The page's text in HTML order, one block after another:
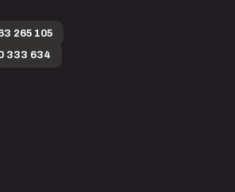
265 105
333 634